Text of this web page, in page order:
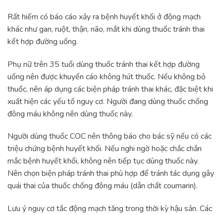
Rất hiếm có báo cáo xảy ra bệnh huyết khối ở động mạch
khác như gan, ruột, thận, não, mắt khi dùng thuốc tránh thai
kết hợp đường uống.
Phụ nữ trên 35 tuổi dùng thuốc tránh thai kết hợp đường
uống nên được khuyến cáo không hút thuốc. Nếu không bỏ
thuốc, nên áp dụng các biện pháp tránh thai khác, đặc biệt khi
xuất hiện các yếu tố nguy cơ. Người đang dùng thuốc chống
đông máu không nên dùng thuốc này.
Người dùng thuốc COC nên thông báo cho bác sỹ nếu có các
triệu chứng bệnh huyết khối. Nếu nghi ngờ hoặc chắc chắn
mắc bệnh huyết khối, không nên tiếp tục dùng thuốc này.
Nên chọn biện pháp tránh thai phù hợp để tránh tác dụng gây
quái thai của thuốc chống đông máu (dẫn chất coumarin).
Lưu ý nguy cơ tắc động mạch tăng trong thời kỳ hậu sản. Các